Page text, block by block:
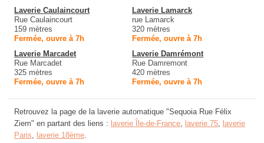
Laverie Caulaincourt
Rue Caulaincourt
159 mètres
Fermée, ouvre à 7h
Laverie Lamarck
rue Lamarck
320 mètres
Fermée, ouvre à 7h
Laverie Marcadet
Rue Marcadet
325 mètres
Fermée, ouvre à 7h
Laverie Damrémont
Rue Damremont
420 mètres
Fermée, ouvre à 7h
Retrouvez la page de la laverie automatique "Sequoia Rue Félix
Ziem" en partant des liens : laverie Île-de-France laverie 75
laverie
Paris
laverie 18ème